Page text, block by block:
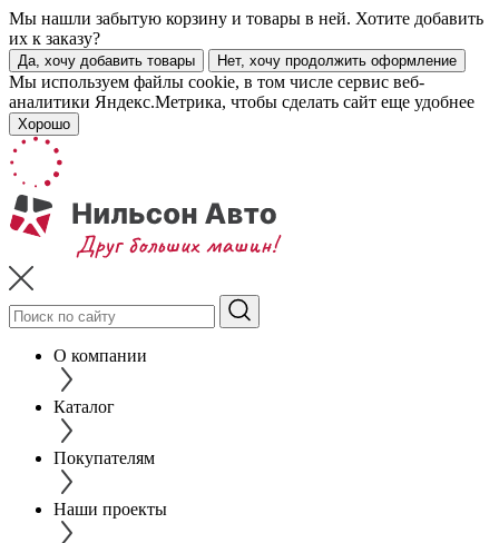
Мы нашли забытую корзину и товары в ней. Хотите добавить
их к заказу?
Да, хочу добавить товары Нет, хочу продолжить оформление
Мы используем файлы cookie, в том числе сервис веб-
аналитики Яндекс.Метрика, чтобы сделать сайт еще удобнее
Хорошо
О компании
Каталог
Покупателям
Наши проекты